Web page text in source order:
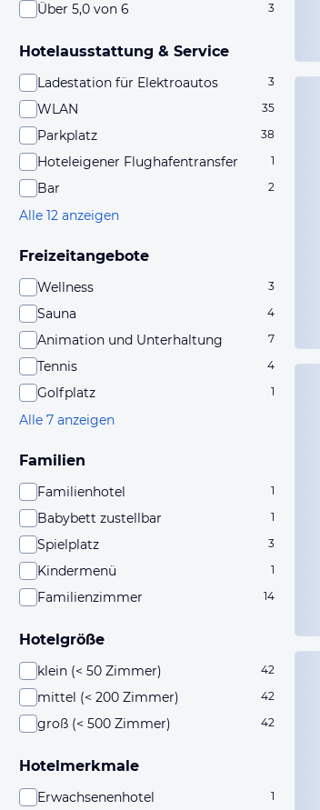
Über 5,0 von 6 3
Hotelausstattung & Service
Ladestation für Elektroautos 3
WLAN 35
Parkplatz 38
Hoteleigener Flughafentransfer 1
Bar 2
Alle 12 anzeigen
Freizeitangebote
Wellness 3
Sauna 4
Animation und Unterhaltung 7
Tennis 4
Golfplatz 1
Alle 7 anzeigen
Familien
Familienhotel 1
Babybett zustellbar 1
Spielplatz 3
Kindermenü 1
Familienzimmer 14
Hotelgröße
klein (< 50 Zimmer) 42
mittel (< 200 Zimmer) 42
groß (< 500 Zimmer) 42
Hotelmerkmale
Erwachsenenhotel 1